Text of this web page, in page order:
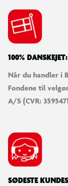
100%
Når du handler i
Fondene til
A/S (CVR:
SØDESTE